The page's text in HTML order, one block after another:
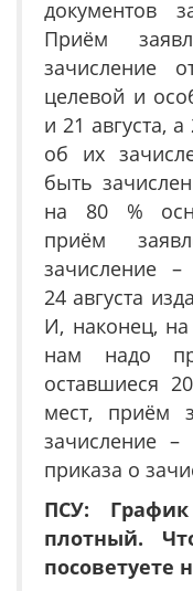
документов
Приём
зачисление
целевой и
и 21 августа, а
об их
быть
на 80 %
приём
зачисление
24 августа
И, наконец,
нам надо
оставшиеся
мест, приём
зачисление
приказа о
ПСУ:
плотный.
посоветуете